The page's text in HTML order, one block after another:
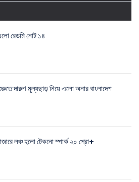
রেডমি নোট ১৪
দারুণ মূল্যছাড় নিয়ে এলো অনার বাংলাদেশ
লঞ্চ হলো টেকনো স্পার্ক ২০ প্রো+